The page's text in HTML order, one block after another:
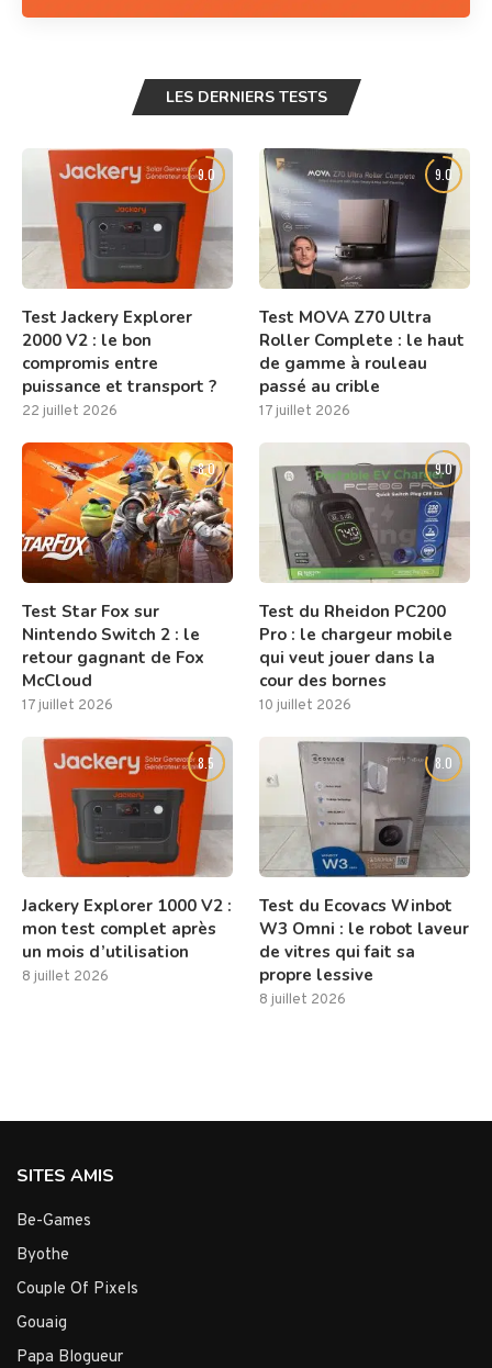
LES DERNIERS TESTS
9.0
Test Jackery Explorer
2000 V2 : le bon
compromis entre
puissance et transport ?
22 juillet 2026
9.0
Test MOVA Z70 Ultra
Roller Complete : le haut
de gamme à rouleau
passé au crible
17 juillet 2026
8.0
Test Star Fox sur
Nintendo Switch 2 : le
retour gagnant de Fox
McCloud
17 juillet 2026
9.0
Test du Rheidon PC200
Pro : le chargeur mobile
qui veut jouer dans la
cour des bornes
10 juillet 2026
8.5
Jackery Explorer 1000 V2 :
mon test complet après
un mois d’utilisation
8 juillet 2026
8.0
Test du Ecovacs Winbot
W3 Omni : le robot laveur
de vitres qui fait sa
propre lessive
8 juillet 2026
SITES AMIS
Be-Games
Byothe
Couple Of Pixels
Gouaig
Papa Blogueur